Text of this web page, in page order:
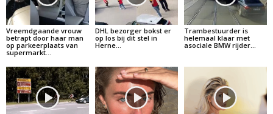
Vreemdgaande vrouw
betrapt door haar man
op parkeerplaats van
supermarkt…
DHL bezorger bokst er
op los bij dit stel in
Herne…
Trambestuurder is
helemaal klaar met
asociale BMW rijder…